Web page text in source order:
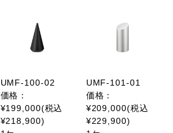
UMF-100-02
価格：
¥199,000(税込
¥218,900)
UMF-101-01
価格：
¥209,000(税込
¥229,900)